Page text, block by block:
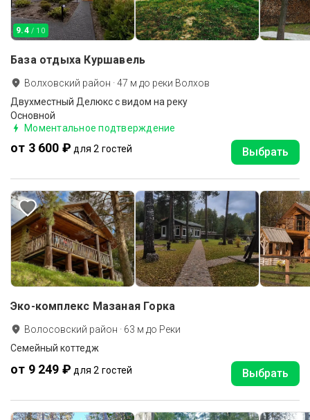
9.4 / 10
База отдыха Куршавель
Волховский район ·47 м до реки Волхов
Двухместный Делюкс с видом на реку
Основной
Моментальное подтверждение
от 3 600 ₽ для 2 гостей Выбрать
Эко-комплекс Мазаная Горка
Волосовский район · 63 м до Реки
Семейный коттедж
от 9 249 ₽ для 2 гостей Выбрать